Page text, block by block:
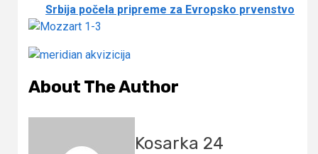
Srbija počela pripreme za Evropsko prvenstvo
About The Author
Kosarka 24